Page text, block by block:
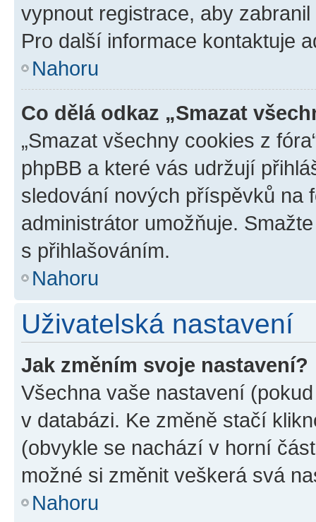
vypnout registrace, aby
Pro další informace kontaktuje
Nahoru
Co dělá odkaz „Smazat
„Smazat všechny cookies z
phpBB a které vás udržují
sledování nových příspěvků na
administrátor umožňuje.
s přihlašováním.
Nahoru
Uživatelská nastavení
Jak změním svoje nastavení?
Všechna vaše nastavení
v databázi. Ke změně stačí
(obvykle se nachází v horní
možné si změnit veškerá svá
Nahoru